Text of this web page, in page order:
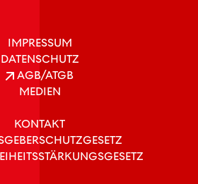
IMPRESSUM
DATENSCHUTZ
AGB/ATGB
MEDIEN
KONTAKT